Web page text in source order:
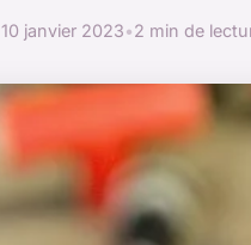
10 janvier 2023•2 min de